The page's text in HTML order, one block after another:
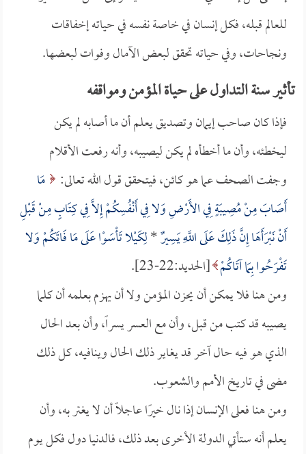
للعالم قبله، فكل إنسان في خاصة نفسه في حياته إخفاقات
ونجاحات، وفي حياته تحقق لبعض الآمال وفوات لبعضها.
تأثير سنة التداول على حياة المؤمن ومواقفه
فإذا كان صاحب إيمان وتصديق يعلم أن ما أصابه لم يكن
ليخطئه، وأن ما أخطأه لم يكن ليصيبه، وأنه رفعت الأقلام
وجفت الصحف عما هو كائن، فيتحقق قول الله تعالى: مَا
أَصَابَ مِنْ مُصِيبَةٍ فِي الأَرْضِ وَلا فِي أَنْفُسِكُمْ إِلاَّ فِي كِتَابٍ مِنْ قَبْلِ
أَنْ نَبْرَأَهَا إِنَّ ذَلِكَ عَلَى اللَّهِ يَسِيرٌ*لِكَيْلا تَأْسَوْا عَلَى مَا فَاتَكُمْ وَلا
تَفْرَحُوا بِمَا آتَاكُمْ [الحديد:22-23].
ومن هنا فلا يمكن أن يحزن المؤمن ولا أن يهزم بعلمه أن كلما
يصيبه قد كتب من قبل، وأن مع العسر يسراً، وأن بعد الحال
الذي هو فيه حال آخر قد يغاير ذلك الحال وينافيه، كل ذلك
مضى في تاريخ الأمم والشعوب.
ومن هنا فعلى الإنسان إذا نال خيرًا عاجلًا أن لا يغتر به، وأن
يعلم أنه ستأتي الدولة الأخرى بعد ذلك، فالدنيا دول فكل يوم